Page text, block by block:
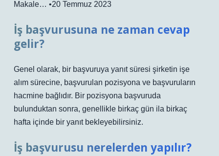
Makale… •20 Temmuz 2023
İş başvurusuna ne zaman cevap
gelir?
Genel olarak, bir başvuruya yanıt süresi şirketin işe
alım sürecine, başvurulan pozisyona ve başvuruların
hacmine bağlıdır. Bir pozisyona başvuruda
bulunduktan sonra, genellikle birkaç gün ila birkaç
hafta içinde bir yanıt bekleyebilirsiniz.
İş başvurusu nerelerden yapılır?